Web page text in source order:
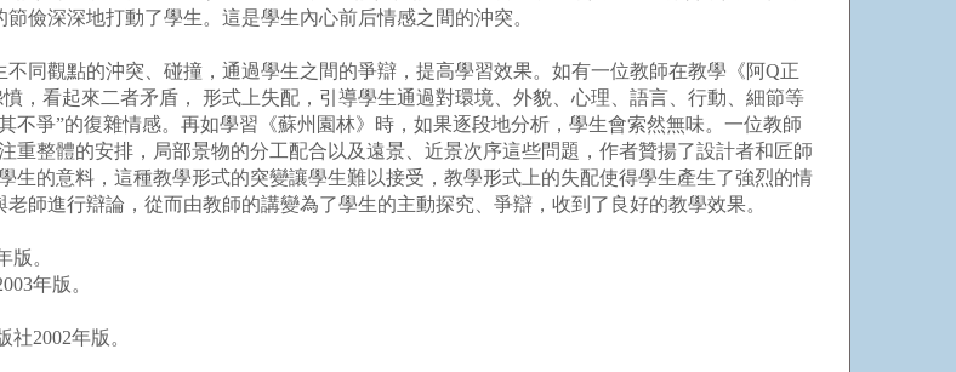
儉深深地打動了學生。這是學生內心前后情感之間的沖突。
觀點的沖突、碰撞，通過學生之間的爭辯，提高學習效果。如有一位教師在教學《阿Q正
，看起來二者矛盾， 形式上失配，引導學生通過對環境、外貌、心理、語言、行動、細節等
不爭”的復雜情感。再如學習《蘇州園林》時，如果逐段地分析，學生會索然無味。一位教師
重整體的安排，局部景物的分工配合以及遠景、近景次序這些問題，作者贊揚了設計者和匠師
生的意料，這種教學形式的突變讓學生難以接受，教學形式上的失配使得學生產生了強烈的情
師進行辯論，從而由教師的講變為了學生的主動探究、爭辯，收到了良好的教學效果。
。
年版。
2002年版。